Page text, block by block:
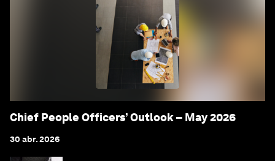
Chief People Officers’ Outlook – May 2026
30 abr. 2026